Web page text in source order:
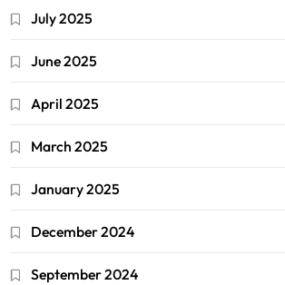
July 2025
June 2025
April 2025
March 2025
January 2025
December 2024
September 2024